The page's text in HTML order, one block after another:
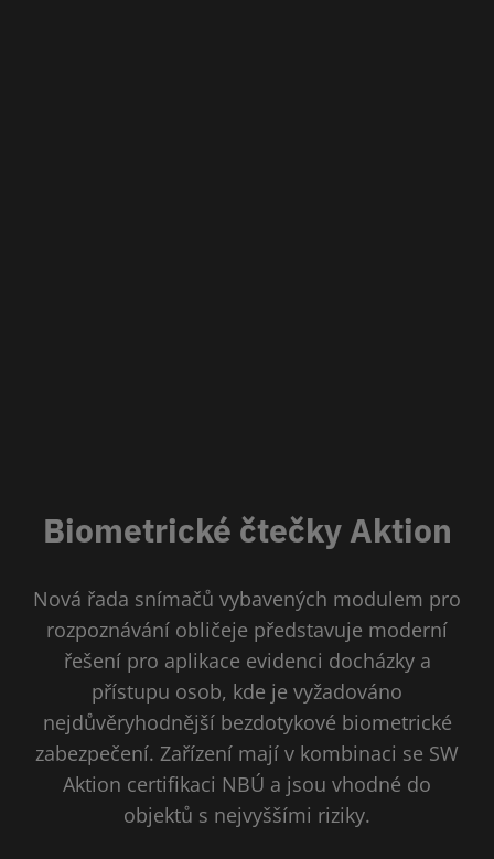
Biometrické čtečky Aktion
Nová řada snímačů vybavených modulem pro
rozpoznávání obličeje představuje moderní
řešení pro aplikace evidenci docházky a
přístupu osob, kde je vyžadováno
nejdůvěryhodnější bezdotykové biometrické
zabezpečení. Zařízení mají v kombinaci se SW
Aktion certifikaci NBÚ a jsou vhodné do
objektů s nejvyššími riziky.